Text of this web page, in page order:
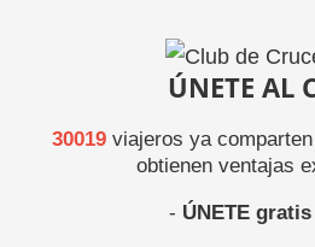
ÚNETE AL
30019viajeros ya
obtienen ventajas
- ÚNETE